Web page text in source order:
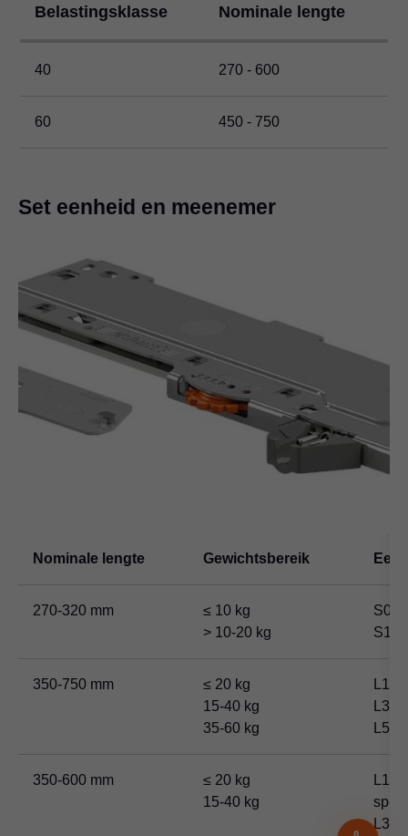
Belastingsklasse Nominale lengte
40 270 - 600
60 450 - 750
Set eenheid en meenemer
Nominale lengte Gewichtsbereik
270-320 mm
≤ 10 kg
> 10-20 kg
S0
S1
350-750 mm
≤ 20 kg
15-40 kg
35-60 kg
L1
L3
L5
350-600 mm
≤ 20 kg
15-40 kg
L1
L3